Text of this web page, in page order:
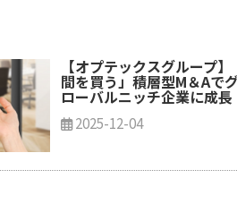
【オプテックスグループ
間を買う」積層型M＆Aで
ローバルニッチ企業に成長
2025-12-04